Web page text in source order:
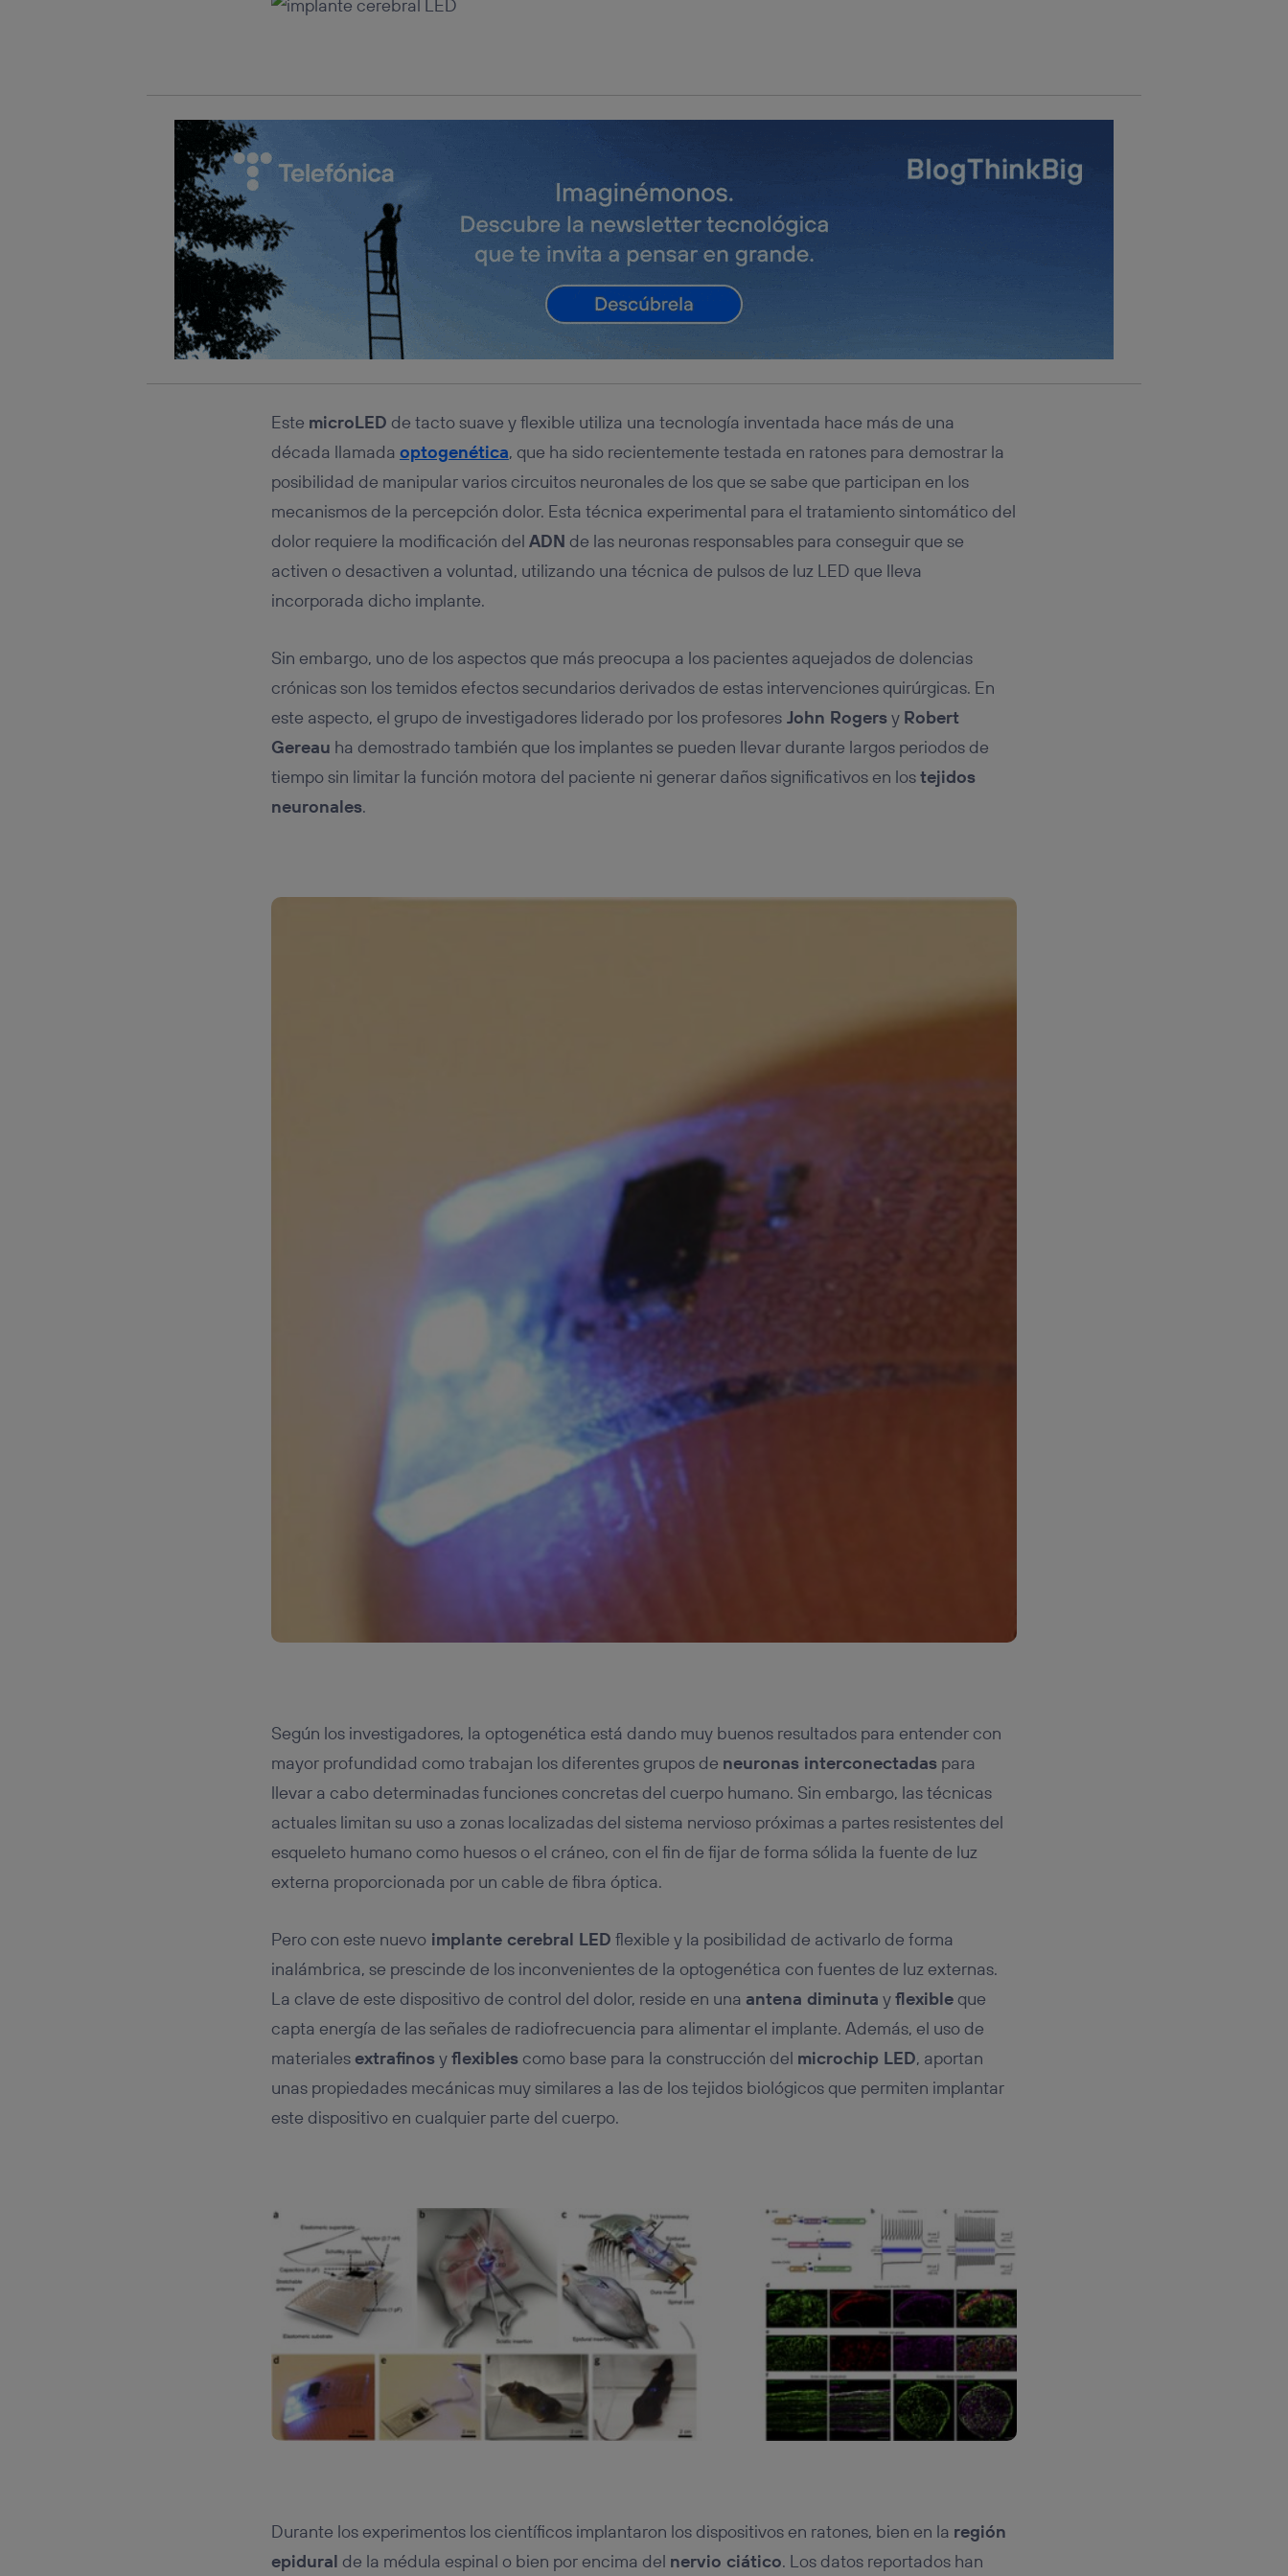
Este microLED de tacto suave y flexible utiliza una tecnología inventada hace más de una
década llamada optogenética, que ha sido recientemente testada en ratones para demostrar la
posibilidad de manipular varios circuitos neuronales de los que se sabe que participan en los
mecanismos de la percepción dolor. Esta técnica experimental para el tratamiento sintomático del
dolor requiere la modificación del ADN de las neuronas responsables para conseguir que se
activen o desactiven a voluntad, utilizando una técnica de pulsos de luz LED que lleva
incorporada dicho implante.
Sin embargo, uno de los aspectos que más preocupa a los pacientes aquejados de dolencias
crónicas son los temidos efectos secundarios derivados de estas intervenciones quirúrgicas. En
este aspecto, el grupo de investigadores liderado por los profesoresJohn Rogersy Robert
Gereau ha demostrado también que los implantes se pueden llevar durante largos periodos de
tiempo sin limitar la función motora del paciente ni generar daños significativos en lostejidos
neuronales.
Según los investigadores, la optogenética está dando muy buenos resultados para entender con
mayor profundidad como trabajan los diferentes grupos de neuronas interconectadaspara
llevar a cabo determinadas funciones concretas del cuerpo humano. Sin embargo, las técnicas
actuales limitan su uso a zonas localizadas del sistema nervioso próximas a partes resistentes del
esqueleto humano como huesos o el cráneo, con el fin de fijar de forma sólida la fuente de luz
externa proporcionada por un cable de fibra óptica.
Pero con este nuevoimplante cerebral LED flexible y la posibilidad de activarlo de forma
inalámbrica, se prescinde de los inconvenientes de la optogenética con fuentes de luz externas.
La clave de este dispositivo de control del dolor, reside en una antena diminuta yflexibleque
capta energía de las señales de radiofrecuencia para alimentar el implante. Además, el uso de
materialesextrafinosyflexiblescomo base para la construcción del microchip LED, aportan
unas propiedades mecánicas muy similares a las de los tejidos biológicos que permiten implantar
este dispositivo en cualquier parte del cuerpo.
Durante los experimentos los científicos implantaron los dispositivos en ratones, bien en la región
epidural de la médula espinal o bien por encima del nervio ciático. Los datos reportados han
hayan dado su consentimiento.
Puedes gestionar los consentimientos Utiq seleccionando “Administrar Utiq” en la parte
inferior de esta página web o visitando el portal de privacidad de Utiq (“consenthub”)
Para más información, consulta la
política de privacidad de Utiq